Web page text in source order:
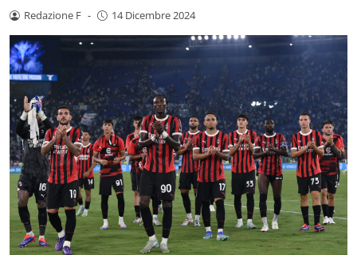
Redazione F - 14 Dicembre 2024